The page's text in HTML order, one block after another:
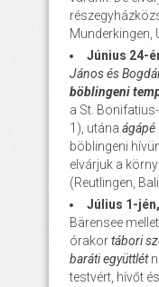
Munderkingen,
Június 24-
János és
böblingeni
a St.
1), utána ágápé
böblingeni
elvárjuk a
(Reutlingen,
Július 1-jén,
Bärensee
órakortábori
baráti együttlét
testvért, hívőt